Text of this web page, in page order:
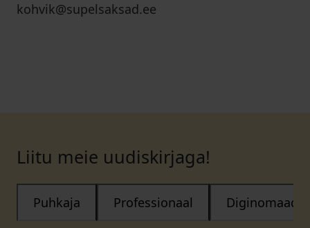
kohvik@supelsaksad.ee
Liitu meie uudiskirjaga!
Puhkaja Professionaal Diginomaad